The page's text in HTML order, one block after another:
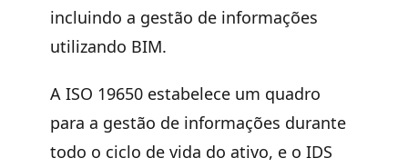
incluindo a gestão de informações
utilizando BIM.
A ISO 19650 estabelece um quadro
para a gestão de informações durante
todo o ciclo de vida do ativo, e o IDS